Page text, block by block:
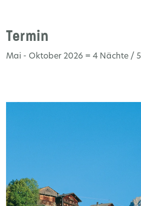
Termin
Mai - Oktober 2026 = 4